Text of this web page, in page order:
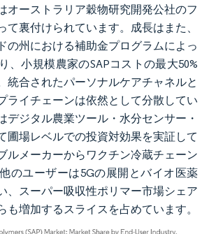
オーストラリア穀物研究開発公社のフ
て裏付けられています。成長はまた、
の州における補助金プログラムによっ
、小規模農家のSAPコストの最大50%
統合されたパーソナルケアチャネルと
ライチェーンは依然として分散してい
デジタル農業ツール・水分センサー・
圃場レベルでの投資対効果を実証して
ルメーカーからワクチン冷蔵チェーン
のユーザーは5Gの展開とバイオ医薬
、スーパー吸収性ポリマー市場シェア
も増加するスライスを占めています。